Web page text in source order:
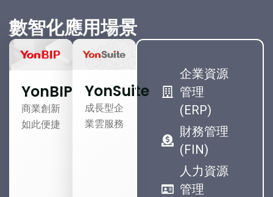
數智化應用場景
YonBIP
商業創新
如此便捷
YonSuite
成長型企
業雲服務
企業資源
管理
(ERP)
財務管理
(FIN)
人力資源
管理